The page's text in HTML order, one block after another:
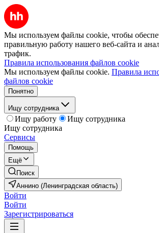
Мы используем файлы cookie, чтобы
правильную работу нашего веб-сайта и
трафик.
Правила использования файлов cookie
Мы используем файлы cookie. Правила
файлов cookie
Понятно
Ищу сотрудника
Ищу работу
Ищу сотрудника
Ищу сотрудника
Сервисы
Помощь
Ещё
Поиск
Аннино (Ленинградская область)
Войти
Войти
Зарегистрироваться